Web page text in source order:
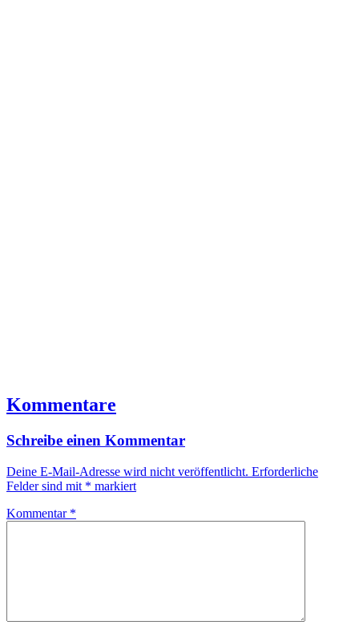
Kommentare
Schreibe einen Kommentar
Deine E-Mail-Adresse wird nicht veröffentlicht. Erforderliche
Felder sind mit * markiert
Kommentar *